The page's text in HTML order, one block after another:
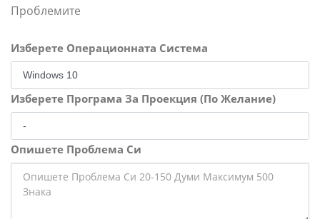
Проблемите
Изберете Операционната Система
Изберете Програма За Проекция (По Желание)
Опишете Проблема Си